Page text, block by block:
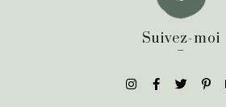
Suivez-moi
_